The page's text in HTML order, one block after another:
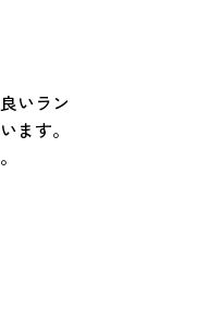
いラン
ます。